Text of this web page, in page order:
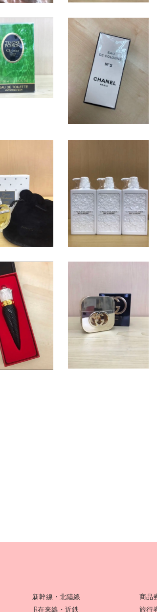
新幹線・北陸線
JR在来線・近鉄
商品
旅行